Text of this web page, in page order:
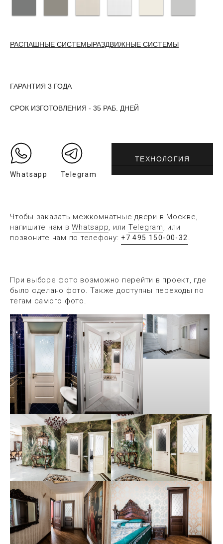
РАСПАШНЫЕ СИСТЕМЫРАЗДВИЖНЫЕ СИСТЕМЫ
ГАРАНТИЯ 3 ГОДА
СРОК ИЗГОТОВЛЕНИЯ - 35 РАБ. ДНЕЙ
Whatsapp Telegram
ТЕХНОЛОГИЯ
Чтобы заказать межкомнатные двери в Москве,
напишите нам вWhatsapp, или Telegram, или
позвоните нам по телефону: +7 495 150-00-32 .
При выборе фото возможно перейти в проект, где
было сделано фото. Также доступны переходы по
тегам самого фото.